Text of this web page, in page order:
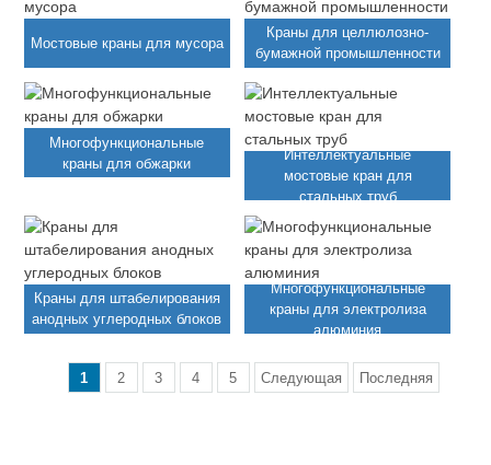
Мостовые краны для мусора
Краны для целлюлозно-
бумажной промышленности
Многофункциональные
краны для обжарки
Интеллектуальные
мостовые кран для
стальных труб
Краны для штабелирования
анодных углеродных блоков
Многофункциональные
краны для электролиза
алюминия
1 2 3 4 5 Следующая Последняя